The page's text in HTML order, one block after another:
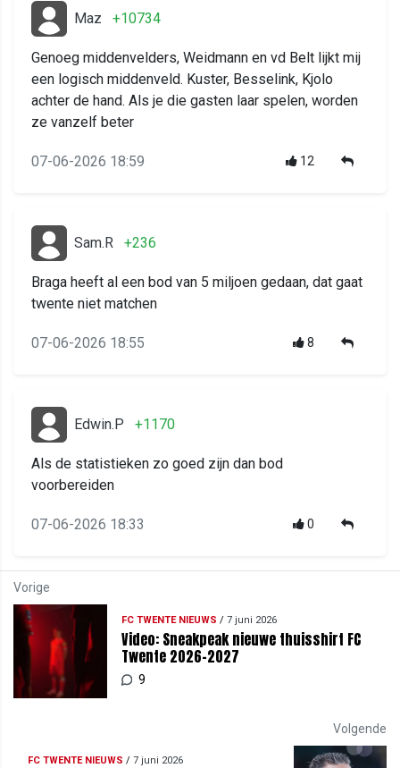
Maz +10734
Genoeg middenvelders, Weidmann en vd Belt lijkt mij
een logisch middenveld. Kuster, Besselink, Kjolo
achter de hand. Als je die gasten laar spelen, worden
ze vanzelf beter
07-06-2026 18:59 12
Sam.R +236
Braga heeft al een bod van 5 miljoen gedaan, dat gaat
twente niet matchen
07-06-2026 18:55 8
Edwin.P +1170
Als de statistieken zo goed zijn dan bod
voorbereiden
07-06-2026 18:33 0
Vorige
FC TWENTE NIEUWS / 7 juni 2026
Video: Sneakpeak nieuwe thuisshirt FC
Twente 2026-2027
9
Volgende
FC TWENTE NIEUWS / 7 juni 2026